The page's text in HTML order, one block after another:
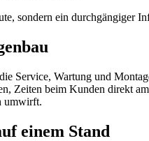
sondern ein durchgängiger
Service, Wartung und
Zeiten beim Kunden direkt
umwirft.
einem Stand